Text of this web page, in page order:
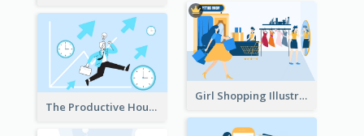
Girl Shopping Illustration
The Productive Hours